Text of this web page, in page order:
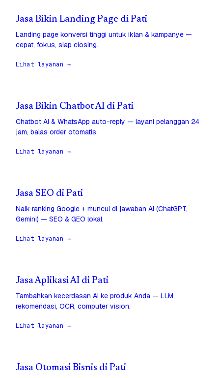
Jasa Bikin Landing Page di Pati
Landing page konversi tinggi untuk iklan & kampanye —
cepat, fokus, siap closing.
Lihat layanan →
Jasa Bikin Chatbot AI di Pati
Chatbot AI & WhatsApp auto-reply — layani pelanggan 24
jam, balas order otomatis.
Lihat layanan →
Jasa SEO di Pati
Naik ranking Google + muncul di jawaban AI (ChatGPT,
Gemini) — SEO & GEO lokal.
Lihat layanan →
Jasa Aplikasi AI di Pati
Tambahkan kecerdasan AI ke produk Anda — LLM,
rekomendasi, OCR, computer vision.
Lihat layanan →
Jasa Otomasi Bisnis di Pati